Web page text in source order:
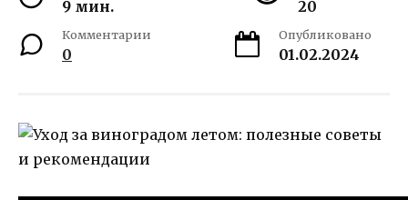
9 мин. 20
Комментарии
0
Опубликовано
01.02.2024